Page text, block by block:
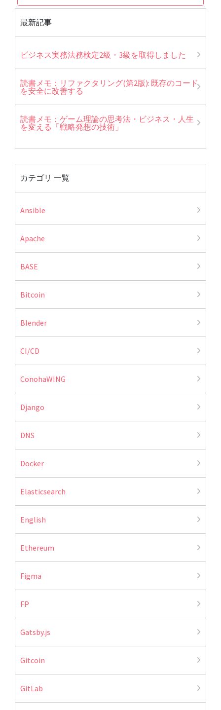
最新記事
ビジネス実務法務検定2級・3級を取得しました
読書メモ：リファクタリング(第2版): 既存のコード
を安全に改善する
読書メモ：ゲーム理論の思考法・ビジネス・人生
を変える「戦略発想の技術」
カテゴリ 一覧
Ansible
Apache
BASE
Bitcoin
Blender
CI/CD
ConohaWING
Django
DNS
Docker
Elasticsearch
English
Ethereum
Figma
FP
Gatsby.js
Gitcoin
GitLab